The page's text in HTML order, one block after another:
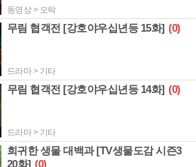
동영상 > 오락
무림 협객전 [강호야우십년등 15화] (0)
드라마 > 기타
무림 협객전 [강호야우십년등 14화] (0)
드라마 > 기타
희귀한 생물 대백과 [TV생물도감 시즌3
20화] (0)